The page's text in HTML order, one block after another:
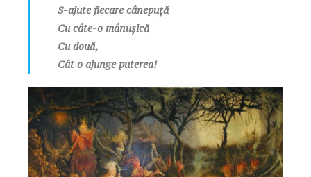
S-ajute fiecare cânepuță
Cu câte-o mânușică
Cu două,
Cât o ajunge puterea!